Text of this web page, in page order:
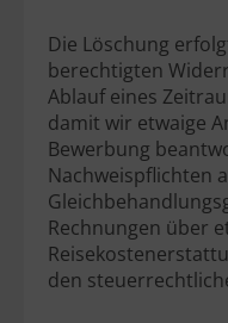
Die Löschung
berechtigten
Ablauf eines
damit wir etwaige
Bewerbung
Nachweispflichten
Rechnungen über
den